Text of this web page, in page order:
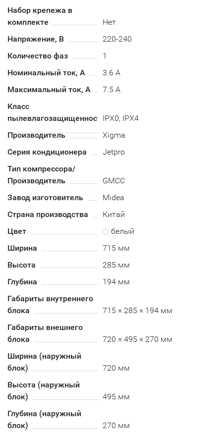
Набор крепежа в
комплекте
Нет
Напряжение, В
220-240
Количество фаз
1
Номинальный ток, А
3.6 А
Максимальный ток, А
7.5 А
Класс
пылевлагозащищенностиIPX0, IPX4
Производитель
Xigma
Серия кондиционера
Jetpro
Тип компрессора/
Производитель
GMCC
Завод изготовитель
Midea
Страна производства
Китай
Цвет
белый
Ширина
715 мм
Высота
285 мм
Глубина
194 мм
Габариты внутреннего
блока
715 × 285 × 194 мм
Габариты внешнего
блока
720 × 495 × 270 мм
Ширина (наружный
блок)
720 мм
Высота (наружный
блок)
495 мм
Глубина (наружный
блок)
270 мм